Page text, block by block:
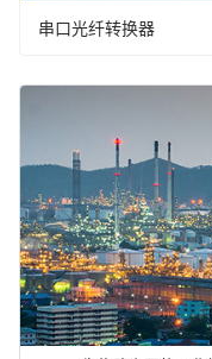
串口光纤转换器